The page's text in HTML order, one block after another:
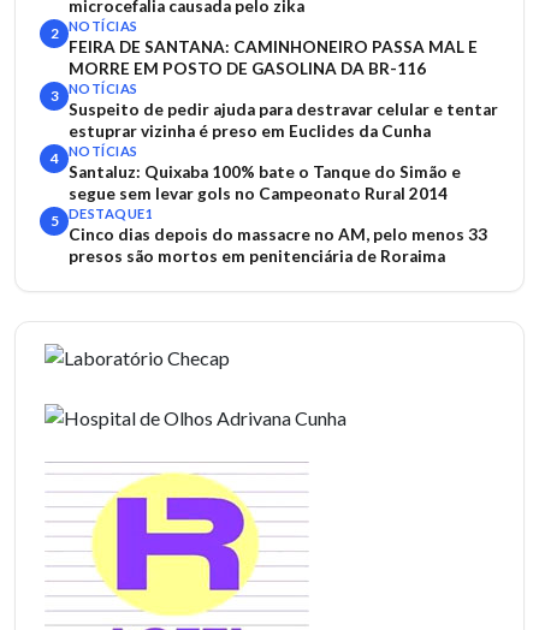
microcefalia causada pelo zika
2 NOTÍCIAS
FEIRA DE SANTANA: CAMINHONEIRO PASSA MAL E
MORRE EM POSTO DE GASOLINA DA BR-116
3 NOTÍCIAS
Suspeito de pedir ajuda para destravar celular e tentar
estuprar vizinha é preso em Euclides da Cunha
4 NOTÍCIAS
Santaluz: Quixaba 100% bate o Tanque do Simão e
segue sem levar gols no Campeonato Rural 2014
5 DESTAQUE1
Cinco dias depois do massacre no AM, pelo menos 33
presos são mortos em penitenciária de Roraima